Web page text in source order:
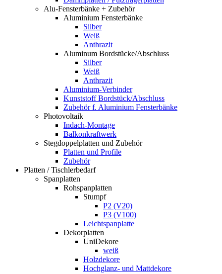
Alu-Fensterbänke + Zubehör
Aluminium Fensterbänke
Silber
Weiß
Anthrazit
Aluminum Bordstücke/Abschluss
Silber
Weiß
Anthrazit
Aluminium-Verbinder
Kunststoff Bordstück/Abschluss
Zubehör f. Aluminium Fensterbänke
Photovoltaik
Indach-Montage
Balkonkraftwerk
Stegdoppelplatten und Zubehör
Platten und Profile
Zubehör
Platten / Tischlerbedarf
Spanplatten
Rohspanplatten
Stumpf
P2 (V20)
P3 (V100)
Leichtspanplatte
Dekorplatten
UniDekore
weiß
Holzdekore
Hochglanz- und Mattdekore